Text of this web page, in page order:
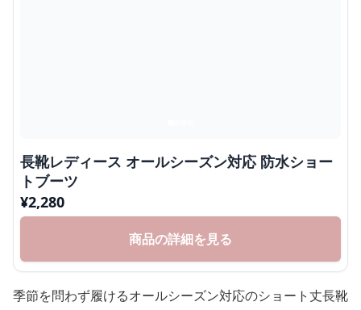
長靴レディース オールシーズン対応 防水ショー
トブーツ
¥2,280
商品の詳細を見る
季節を問わず履けるオールシーズン対応のショート丈長靴